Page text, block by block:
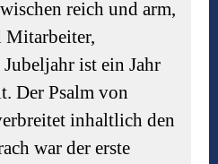
reich und arm,
Mitarbeiter,
ist ein Jahr
Der Psalm von
inhaltlich den
war der erste